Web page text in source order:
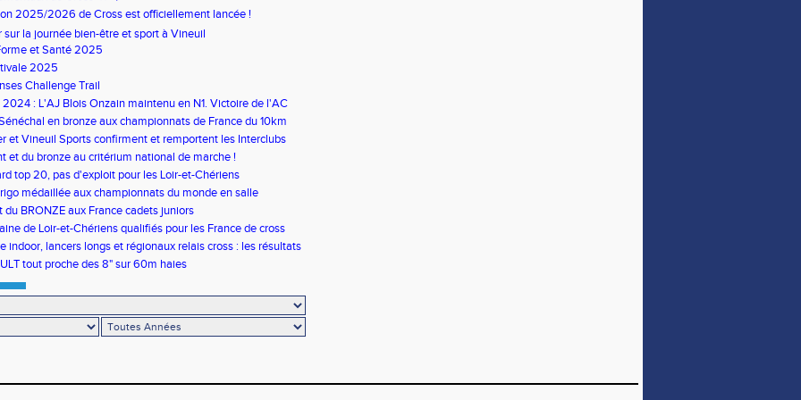
2025/2026 de Cross est officiellement lancée !
sur la journée bien-être et sport à Vineuil
et Santé 2025
2025
Challenge Trail
2024 : L'AJ Blois Onzain maintenu en N1. Victoire de l'AC
en N2Ben bronze aux championnats de France du 10km
et Vineuil Sports confirment et remportent les Interclubs
et du bronze au critérium national de marche !
top 20, pas d'exploit pour les Loir-et-Chériens
médaillée aux championnats du monde en salle
du BRONZE aux France cadets juniors
de Loir-et-Chériens qualifiés pour les France de cross
indoor, lancers longs et régionaux relais cross : les résultats
tout proche des 8" sur 60m haies